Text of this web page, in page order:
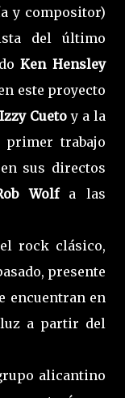
y compositor)
del último
Ken Hensley
este proyecto
Izzy Cueto y a la
primer trabajo
sus directos
Wolf a las
rock clásico,
presente
encuentran en
a partir del
alicantino